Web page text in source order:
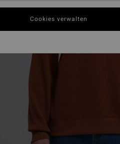
Cookies verwalten